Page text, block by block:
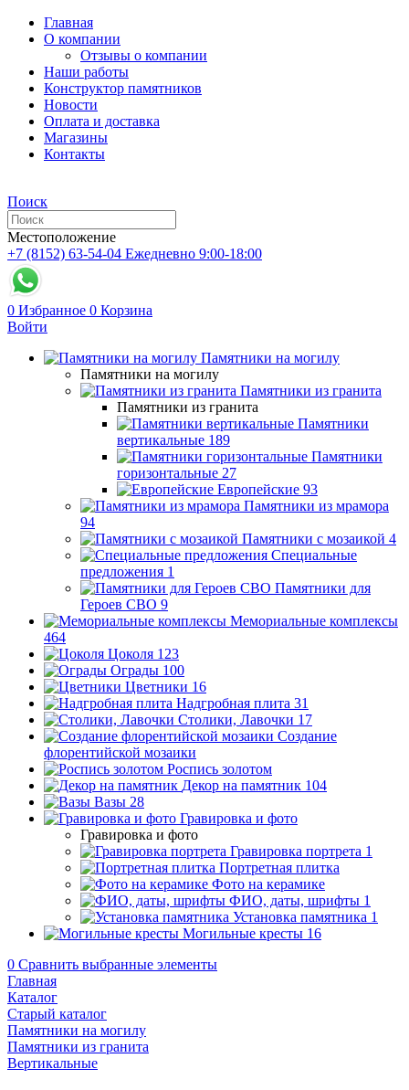
Главная
О компании
Отзывы о компании
Наши работы
Конструктор памятников
Новости
Оплата и доставка
Магазины
Контакты
Поиск
Местоположение
+7 (8152) 63-54-04 Ежедневно 9:00-18:00
0 Избранное 0 Корзина
Войти
Памятники на могилу
Памятники на могилу
Памятники из гранита
Памятники из гранита
Памятники
вертикальные 189
Памятники
горизонтальные 27
Европейские 93
Памятники из мрамора
94
Памятники с мозаикой 4
Специальные
предложения 1
Памятники для
Героев СВО 9
Мемориальные комплексы
464
Цоколя 123
Ограды 100
Цветники 16
Надгробная плита 31
Столики, Лавочки 17
Создание
флорентийской мозаики
Роспись золотом
Декор на памятник 104
Вазы 28
Гравировка и фото
Гравировка и фото
Гравировка портрета 1
Портретная плитка
Фото на керамике
ФИО, даты, шрифты 1
Установка памятника 1
Могильные кресты 16
0 Сравнить выбранные элементы
Главная
Каталог
Старый каталог
Памятники на могилу
Памятники из гранита
Вертикальные